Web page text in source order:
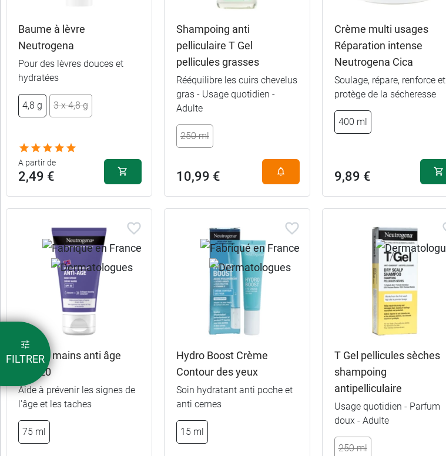
Indice
protection
Recommandé
Sans
octocrylène
de
FILTRER
100 ml 5,99 €
2 x 50 ml
Baume à lèvre
Neutrogena
Pour des lèvres douces et
hydratées
4,8 g 3 x 4,8 g
A partir de
2,49 €
4,8 g
Shampoing anti
pelliculaire T Gel
pellicules grasses
Rééquilibre les cuirs chevelus
gras - Usage quotidien -
Adulte
250 ml
10,99 €
Crème multi usages
Réparation intense
Neutrogena Cica
Soulage, répare, renforce et
protège de la sécheresse
400 ml
9,89 €
Crème mains anti âge
SPF 20
Aide à prévenir les signes de
l'âge et les taches
75 ml
Hydro Boost Crème
Contour des yeux
Soin hydratant anti poche et
anti cernes
15 ml
T Gel pellicules sèches
shampoing
antipelliculaire
Usage quotidien - Parfum
doux - Adulte
250 ml